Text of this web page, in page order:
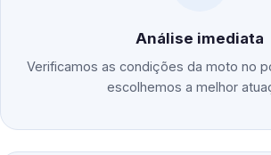
Análise imediata
Verificamos as condições da moto no
escolhemos a melhor